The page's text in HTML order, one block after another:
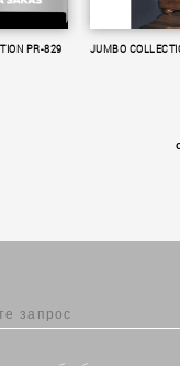
PR-829 JUMBO